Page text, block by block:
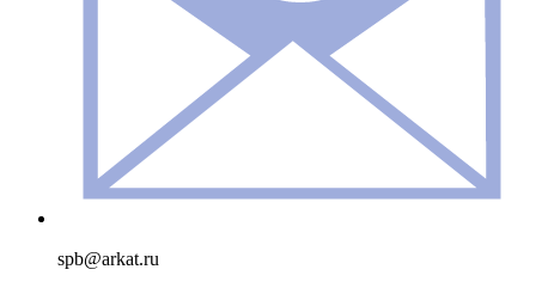
spb@arkat.ru